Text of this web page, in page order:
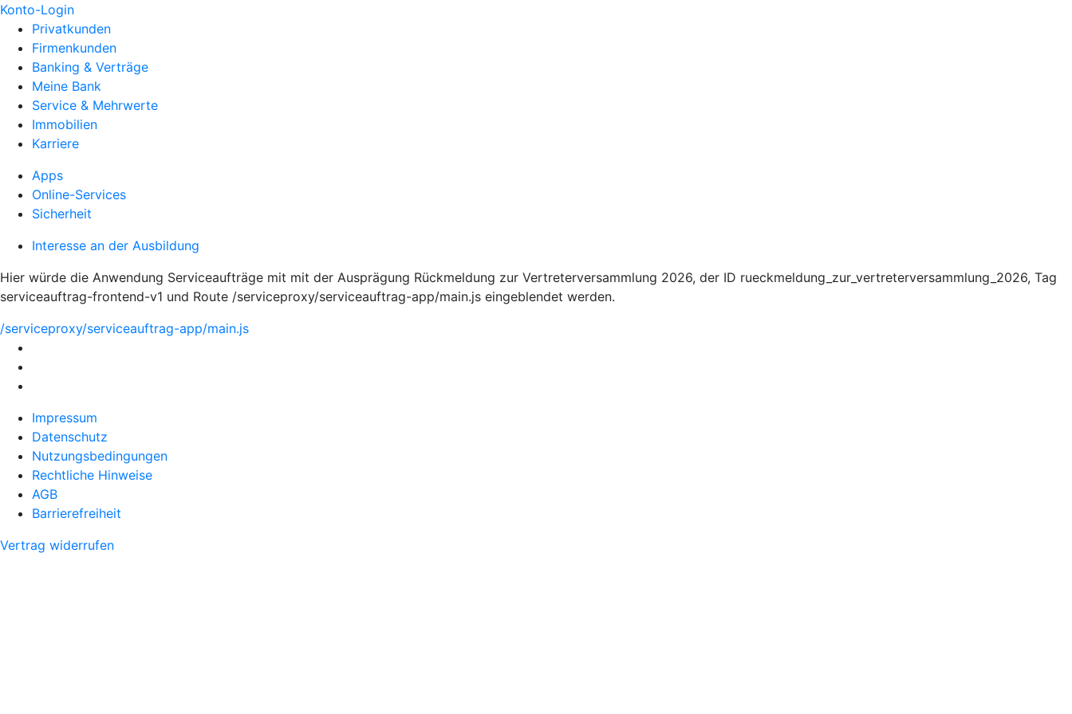
Konto-Login
Privatkunden
Firmenkunden
Banking & Verträge
Meine Bank
Service & Mehrwerte
Immobilien
Karriere
Apps
Online-Services
Sicherheit
Interesse an der Ausbildung
Hier würde die Anwendung Serviceaufträge mit mit der Ausprägung Rückmeldung zur Vertreterversammlung 2026, der ID rueckmeldung_zur_vertreterversammlung_2026, Tag
serviceauftrag-frontend-v1 und Route /serviceproxy/serviceauftrag-app/main.js eingeblendet werden.
/serviceproxy/serviceauftrag-app/main.js
Impressum
Datenschutz
Nutzungsbedingungen
Rechtliche Hinweise
AGB
Barrierefreiheit
Vertrag widerrufen